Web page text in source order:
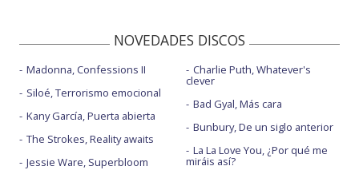
NOVEDADES DISCOS
Madonna, Confessions II
Siloé, Terrorismo emocional
Kany García, Puerta abierta
The Strokes, Reality awaits
Jessie Ware, Superbloom
Charlie Puth, Whatever's
clever
Bad Gyal, Más cara
Bunbury, De un siglo anterior
La La Love You, ¿Por qué me
miráis así?